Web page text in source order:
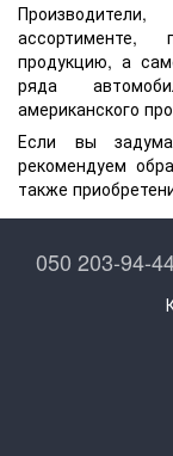
ассортименте,
продукцию, а
ряда
американского
Если вы
рекомендуем
также
050 203-94-